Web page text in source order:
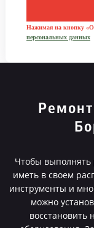
Нажимая на кнопку
персональных данных
Чтобы выполнять
иметь в своем
инструменты и
можно
восстановить